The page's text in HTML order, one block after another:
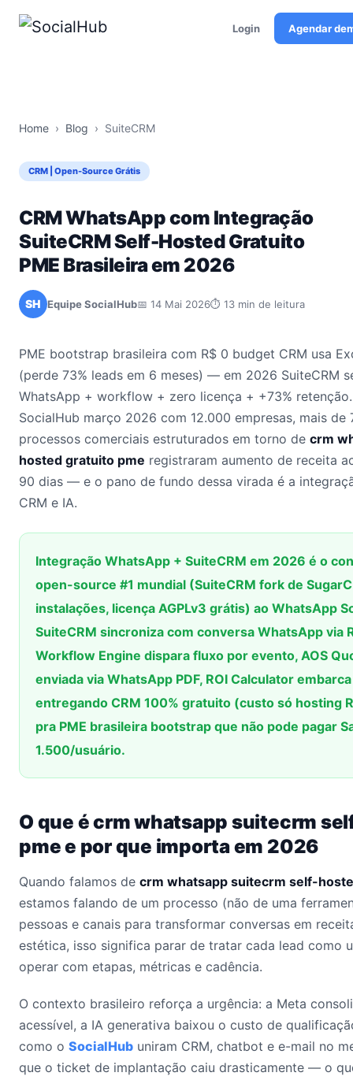
Login Agendar
Home › Blog › SuiteCRM
CRM | Open-Source Grátis
CRM WhatsApp com Integração
SuiteCRM Self-Hosted Gratuito
PME Brasileira em 2026
SH Equipe SocialHub📅 14 Mai 2026⏱ 13 min de leitura
PME bootstrap brasileira com R$ 0 budget CRM usa
(perde 73% leads em 6 meses) — em 2026 SuiteCRM
WhatsApp + workflow + zero licença + +73%
SocialHub março 2026 com 12.000 empresas, mais de
processos comerciais estruturados em torno de crm
hosted gratuito pme registraram aumento de receita
90 dias — e o pano de fundo dessa virada é a
CRM e IA.
Integração WhatsApp + SuiteCRM em 2026 é o
open-source #1 mundial (SuiteCRM fork de
instalações, licença AGPLv3 grátis) ao WhatsApp
SuiteCRM sincroniza com conversa WhatsApp via
Workflow Engine dispara fluxo por evento, AOS
enviada via WhatsApp PDF, ROI Calculator
entregando CRM 100% gratuito (custo só hosting
pra PME brasileira bootstrap que não pode pagar
1.500/usuário.
O que é crm whatsapp suitecrm
pme e por que importa em 2026
Quando falamos de crm whatsapp suitecrm self-
estamos falando de um processo (não de uma
pessoas e canais para transformar conversas em
estética, isso significa parar de tratar cada lead como
operar com etapas, métricas e cadência.
O contexto brasileiro reforça a urgência: a Meta
acessível, a IA generativa baixou o custo de
como o SocialHub uniram CRM, chatbot e e-mail no
que o ticket de implantação caiu drasticamente — o